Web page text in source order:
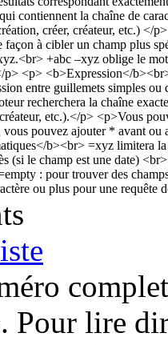
Pour lire